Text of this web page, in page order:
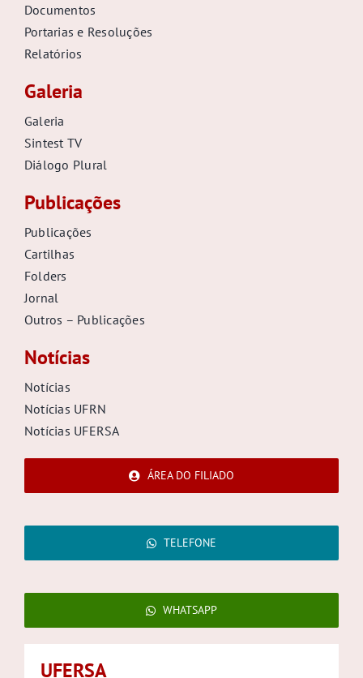
Documentos
Portarias e Resoluções
Relatórios
Galeria
Galeria
Sintest TV
Diálogo Plural
Publicações
Publicações
Cartilhas
Folders
Jornal
Outros – Publicações
Notícias
Notícias
Notícias UFRN
Notícias UFERSA
ÁREA DO FILIADO
TELEFONE
WHATSAPP
UFERSA